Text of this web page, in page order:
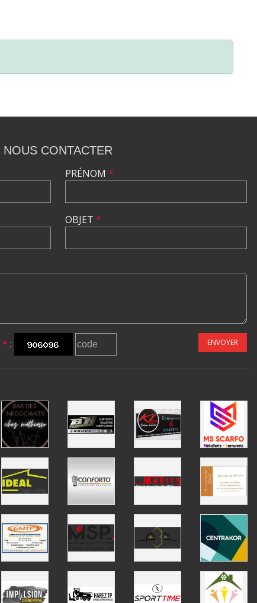
NOUS CONTACTER
PRÉNOM *
OBJET *
* : ENVOYER